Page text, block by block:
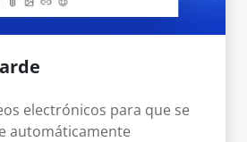
electrónicos para que se
automáticamente